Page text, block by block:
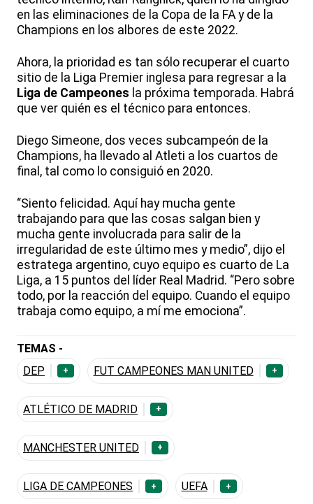
en las eliminaciones de la Copa de la FA y de la
Champions en los albores de este 2022.
Ahora, la prioridad es tan sólo recuperar el cuarto
sitio de la Liga Premier inglesa para regresar a la
Liga de Campeones la próxima temporada. Habrá
que ver quién es el técnico para entonces.
Diego Simeone, dos veces subcampeón de la
Champions, ha llevado al Atleti a los cuartos de
final, tal como lo consiguió en 2020.
“Siento felicidad. Aquí hay mucha gente
trabajando para que las cosas salgan bien y
mucha gente involucrada para salir de la
irregularidad de este último mes y medio”, dijo el
estratega argentino, cuyo equipo es cuarto de La
Liga, a 15 puntos del líder Real Madrid. “Pero sobre
todo, por la reacción del equipo. Cuando el equipo
trabaja como equipo, a mí me emociona”.
TEMAS -
DEP
+ FUT CAMPEONES MAN UNITED +
ATLÉTICO DE MADRID +
MANCHESTER UNITED +
LIGA DE CAMPEONES + UEFA +